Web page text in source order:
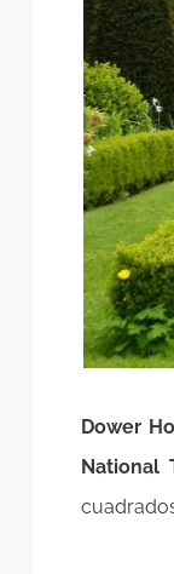
Dower
National